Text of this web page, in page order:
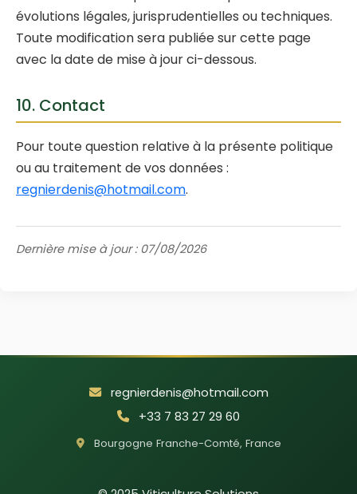
évolutions légales, jurisprudentielles ou techniques.
Toute modification sera publiée sur cette page
avec la date de mise à jour ci-dessous.
10. Contact
Pour toute question relative à la présente politique
ou au traitement de vos données :
regnierdenis@hotmail.com.
Dernière mise à jour : 07/08/2026
regnierdenis@hotmail.com
+33 7 83 27 29 60
Bourgogne Franche-Comté, France